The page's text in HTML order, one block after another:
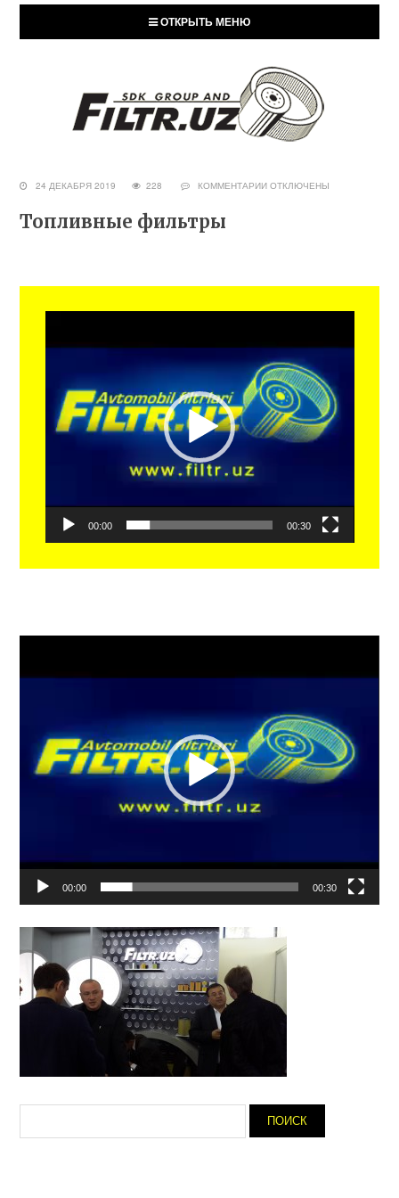
ОТКРЫТЬ МЕНЮ
24 ДЕКАБРЯ 2019 228 КОММЕНТАРИИ ОТКЛЮЧЕНЫ
Топливные фильтры
00:00 00:30
00:00 00:30